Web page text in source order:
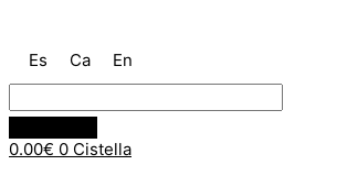
Es Ca En
0.00€ 0 Cistella